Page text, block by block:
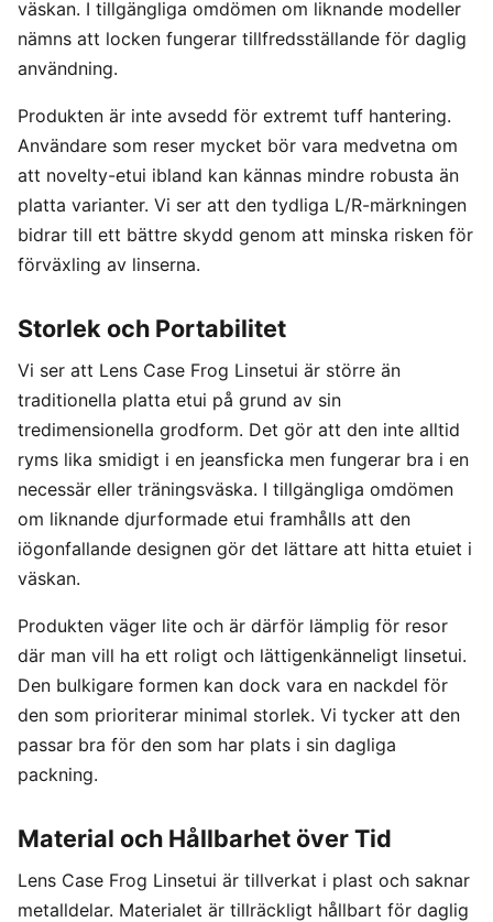
väskan. I tillgängliga omdömen om liknande modeller
nämns att locken fungerar tillfredsställande för daglig
användning.
Produkten är inte avsedd för extremt tuff hantering.
Användare som reser mycket bör vara medvetna om
att novelty-etui ibland kan kännas mindre robusta än
platta varianter. Vi ser att den tydliga L/R-märkningen
bidrar till ett bättre skydd genom att minska risken för
förväxling av linserna.
Storlek och Portabilitet
Vi ser att Lens Case Frog Linsetui är större än
traditionella platta etui på grund av sin
tredimensionella grodform. Det gör att den inte alltid
ryms lika smidigt i en jeansficka men fungerar bra i en
necessär eller träningsväska. I tillgängliga omdömen
om liknande djurformade etui framhålls att den
iögonfallande designen gör det lättare att hitta etuiet i
väskan.
Produkten väger lite och är därför lämplig för resor
där man vill ha ett roligt och lättigenkänneligt linsetui.
Den bulkigare formen kan dock vara en nackdel för
den som prioriterar minimal storlek. Vi tycker att den
passar bra för den som har plats i sin dagliga
packning.
Material och Hållbarhet över Tid
Lens Case Frog Linsetui är tillverkat i plast och saknar
metalldelar. Materialet är tillräckligt hållbart för daglig